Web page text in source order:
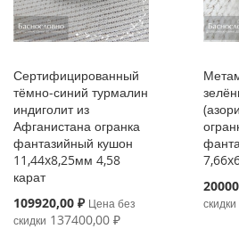
Сертифицированный
тёмно-синий турмалин
индиголит из
Афганистана огранка
фантазийный кушон
11,44x8,25мм 4,58
карат
Special
109920,00 ₽ Цена без
скидки 137400,00 ₽
Special
скидки